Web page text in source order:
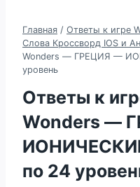
Главная / Ответы к игре
Слова Кроссворд IOS и
Wonders — ГРЕЦИЯ —
уровень
Ответы к
Wonders —
по 24